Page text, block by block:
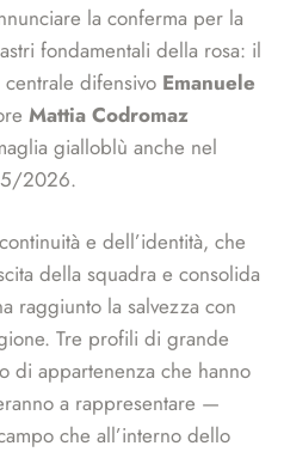
la conferma per la
fondamentali della rosa: il
difensivo Emanuele
Mattia Codromaz
gialloblù anche nel
2026.
e dell’identità, che
della squadra e consolida
raggiunto la salvezza con
Tre profili di grande
di appartenenza che hanno
a rappresentare —
che all’interno dello